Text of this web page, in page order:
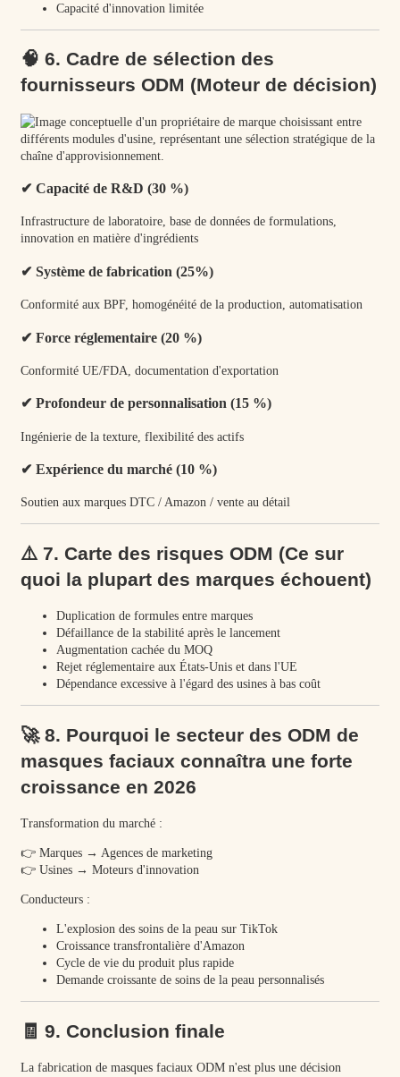
Capacité d'innovation limitée
🧠 6. Cadre de sélection des
fournisseurs ODM (Moteur de décision)
✔ Capacité de R&D (30 %)
Infrastructure de laboratoire, base de données de formulations,
innovation en matière d'ingrédients
✔ Système de fabrication (25%)
Conformité aux BPF, homogénéité de la production, automatisation
✔ Force réglementaire (20 %)
Conformité UE/FDA, documentation d'exportation
✔ Profondeur de personnalisation (15 %)
Ingénierie de la texture, flexibilité des actifs
✔ Expérience du marché (10 %)
Soutien aux marques DTC / Amazon / vente au détail
⚠️ 7. Carte des risques ODM (Ce sur
quoi la plupart des marques échouent)
Duplication de formules entre marques
Défaillance de la stabilité après le lancement
Augmentation cachée du MOQ
Rejet réglementaire aux États-Unis et dans l'UE
Dépendance excessive à l'égard des usines à bas coût
🚀 8. Pourquoi le secteur des ODM de
masques faciaux connaîtra une forte
croissance en 2026
Transformation du marché :
👉 Marques → Agences de marketing
👉 Usines → Moteurs d'innovation
Conducteurs :
L'explosion des soins de la peau sur TikTok
Croissance transfrontalière d'Amazon
Cycle de vie du produit plus rapide
Demande croissante de soins de la peau personnalisés
🧾 9. Conclusion finale
La fabrication de masques faciaux ODM n'est plus une décision